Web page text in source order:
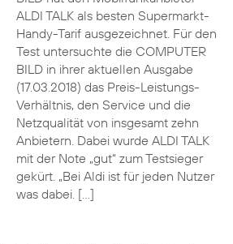
ALDI TALK als besten Supermarkt-
Handy-Tarif ausgezeichnet. Für den
Test untersuchte die COMPUTER
BILD in ihrer aktuellen Ausgabe
(17.03.2018) das Preis-Leistungs-
Verhältnis, den Service und die
Netzqualität von insgesamt zehn
Anbietern. Dabei wurde ALDI TALK
mit der Note „gut“ zum Testsieger
gekürt. „Bei Aldi ist für jeden Nutzer
was dabei. […]